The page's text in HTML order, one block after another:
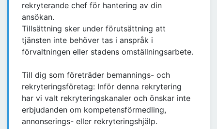
rekryterande chef för hantering av din
ansökan.
Tillsättning sker under förutsättning att
tjänsten inte behöver tas i anspråk i
förvaltningen eller stadens omställningsarbete.
Till dig som företräder bemannings- och
rekryteringsföretag: Inför denna rekrytering
har vi valt rekryteringskanaler och önskar inte
erbjudanden om kompetensförmedling,
annonserings- eller rekryteringshjälp.